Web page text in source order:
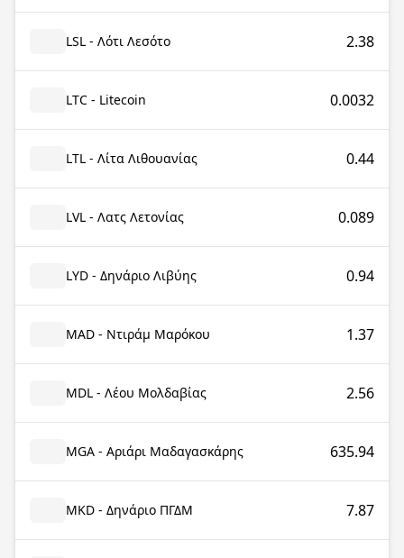
LSL - Λότι Λεσότο 2.38
LTC - Litecoin 0.0032
LTL - Λίτα Λιθουανίας 0.44
LVL - Λατς Λετονίας 0.089
LYD - Δηνάριο Λιβύης 0.94
MAD - Ντιράμ Μαρόκου 1.37
MDL - Λέου Μολδαβίας 2.56
MGA - Αριάρι Μαδαγασκάρης 635.94
MKD - Δηνάριο ΠΓΔΜ 7.87